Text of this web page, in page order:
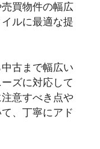
買物件の幅広
ルに最適な提
古まで幅広い
ズに対応して
意すべき点や
、丁寧にアド